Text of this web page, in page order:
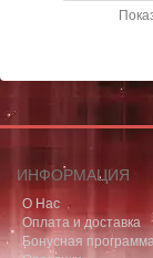
ИНФОРМАЦИЯ
О Нас
Оплата и доставка
Бонусная